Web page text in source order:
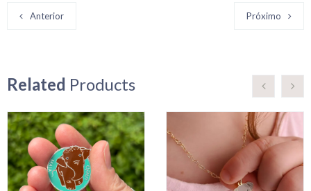
Anterior Próximo
Related Products